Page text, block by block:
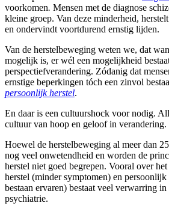
voorkomen. Mensen met de diagnose
kleine groep. Van deze minderheid,
en ondervindt voortdurend ernstig lijden.
Van de herstelbeweging weten we, dat
mogelijk is, er wél een mogelijkheid
perspectiefverandering. Zódanig dat
ernstige beperkingen tóch een zinvol
persoonlijk herstel.
En daar is een cultuurshock voor nodig.
cultuur van hoop en geloof in verandering.
Hoewel de herstelbeweging al meer dan
nog veel onwetendheid en worden de
herstel niet goed begrepen. Vooral over
herstel (minder symptomen) en
bestaan ervaren) bestaat veel verwarring
psychiatrie.